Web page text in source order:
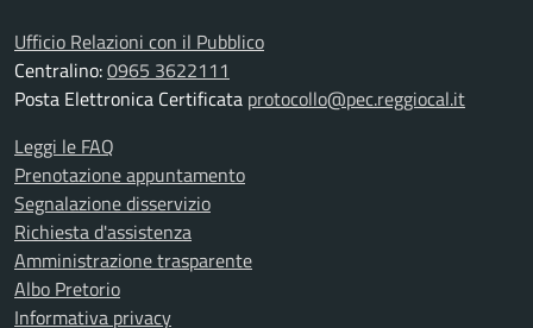
Ufficio Relazioni con il Pubblico
Centralino:0965 3622111
Posta Elettronica Certificata protocollo@pec.reggiocal.it
Leggi le FAQ
Prenotazione appuntamento
Segnalazione disservizio
Richiesta d'assistenza
Amministrazione trasparente
Albo Pretorio
Informativa privacy